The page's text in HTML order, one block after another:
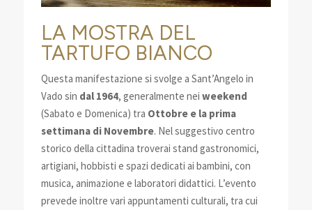
LA MOSTRA DEL
TARTUFO BIANCO
Questa manifestazione si svolge a Sant’Angelo in
Vado sin dal 1964, generalmente nei weekend
(Sabato e Domenica) tra Ottobre e la prima
settimana di Novembre. Nel suggestivo centro
storico della cittadina troverai stand gastronomici,
artigiani, hobbisti e spazi dedicati ai bambini, con
musica, animazione e laboratori didattici. L’evento
prevede inoltre vari appuntamenti culturali, tra cui